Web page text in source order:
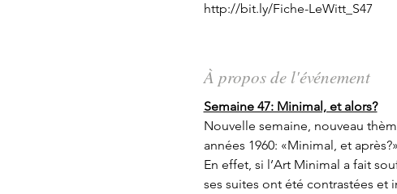
http://bit.ly/Fiche-LeWitt_S47
À propos de l'événement
Semaine 47: Minimal, et alors?
Nouvelle semaine, nouveau
années 1960: «Minimal, et
En effet, si l’Art Minimal a fait
ses suites ont été contrastées et